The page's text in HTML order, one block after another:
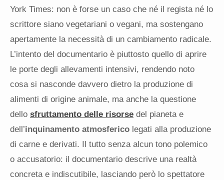
York Times: non è forse un caso che né il regista né lo
scrittore siano vegetariani o vegani, ma sostengano
apertamente la necessità di un cambiamento radicale.
L’intento del documentario è piuttosto quello di aprire
le porte degli allevamenti intensivi, rendendo noto
cosa si nasconde davvero dietro la produzione di
alimenti di origine animale, ma anche la questione
dello sfruttamento delle risorse del pianeta e
dell’inquinamento atmosferico legati alla produzione
di carne e derivati. Il tutto senza alcun tono polemico
o accusatorio: il documentario descrive una realtà
concreta e indiscutibile, lasciando però lo spettatore